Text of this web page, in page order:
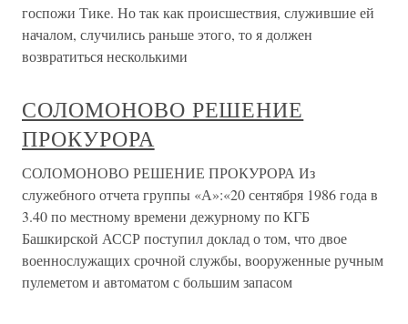
госпожи Тике. Но так как происшествия, служившие ей
началом, случились раньше этого, то я должен
возвратиться несколькими
СОЛОМОНОВО РЕШЕНИЕ
ПРОКУРОРА
СОЛОМОНОВО РЕШЕНИЕ ПРОКУРОРА Из
служебного отчета группы «А»:«20 сентября 1986 года в
3.40 по местному времени дежурному по КГБ
Башкирской АССР поступил доклад о том, что двое
военнослужащих срочной службы, вооруженные ручным
пулеметом и автоматом с большим запасом